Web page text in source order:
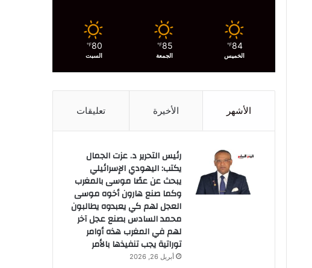
84
℉
الخميس
85
℉
الجمعة
80
℉
السبت
الأشهر الأخيرة تعليقات
رئيس التحرير د. عزت الجمال
يكتب: اليهودي الإسرائيلي
يبحث عن عصًا موسى بالمغرب
وكما صنع هارون أخوه موسى
العجل لهم كي يعبدوه يطالبون
محمد السادس بصنع عجل آخر
لهم في المغرب هذه أوامر
توراتية يجب تنفيذها بالأمر
أبريل 26, 2026